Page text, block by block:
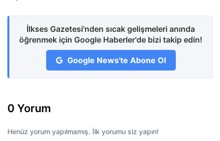
İlkses Gazetesi'nden sıcak gelişmeleri anında
öğrenmek için Google Haberler'de bizi takip edin!
Google News'te Abone Ol
0 Yorum
Henüz yorum yapılmamış. İlk yorumu siz yapın!